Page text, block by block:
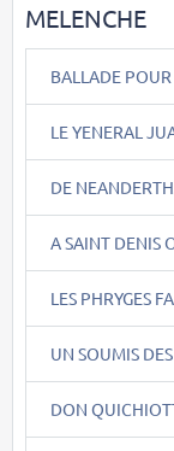
MELENCHE
BALLADE
LE YENERAL
DE
A SAINT DENIS
LES PHRYGES
UN SOUMIS
DON